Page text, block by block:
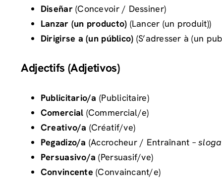
Diseñar(Concevoir / Dessiner)
Lanzar (un producto) (Lancer (un produit))
Dirigirse a (un público) (S’adresser à (un
Adjectifs (Adjetivos)
Publicitario/a (Publicitaire)
Comercial (Commercial/e)
Creativo/a (Créatif/ve)
Pegadizo/a (Accrocheur / Entraînant –
Persuasivo/a (Persuasif/ve)
Convincente (Convaincant/e)